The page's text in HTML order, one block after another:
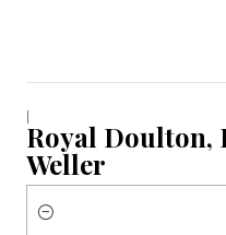
|
Royal Doulton,
Weller
Quantity